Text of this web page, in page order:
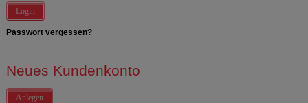
Login
Passwort vergessen?
Neues Kundenkonto
Anlegen